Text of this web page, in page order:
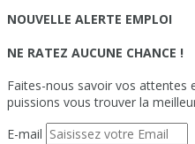
NOUVELLE ALERTE EMPLOI
NE RATEZ AUCUNE CHANCE !
Faites-nous savoir vos attentes
puissions vous trouver la
E-mail